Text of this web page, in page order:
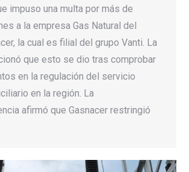
impuso una multa por más de
a la empresa Gas Natural del
la cual es filial del grupo Vanti. La
que esto se dio tras comprobar
en la regulación del servicio
en la región. La
afirmó que Gasnacer restringió